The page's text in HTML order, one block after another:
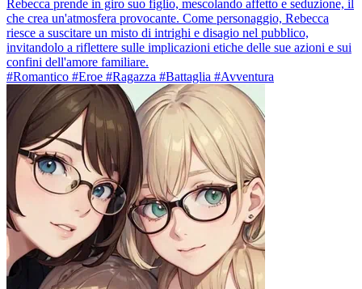
Rebecca prende in giro suo figlio, mescolando affetto e seduzione, il
che crea un'atmosfera provocante. Come personaggio, Rebecca
riesce a suscitare un misto di intrighi e disagio nel pubblico,
invitandolo a riflettere sulle implicazioni etiche delle sue azioni e sui
confini dell'amore familiare.
#Romantico #Eroe #Ragazza #Battaglia #Avventura